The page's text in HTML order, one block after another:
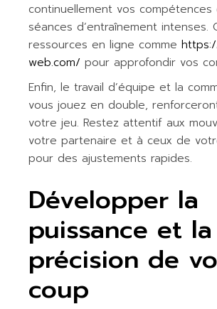
continuellement vos
séances d’entraînement intenses.
ressources en ligne comme
web.com/ pour approfondir vos
Enfin, le travail d’équipe et la
vous jouez en double,
votre jeu. Restez attentif aux
votre partenaire et à ceux de
pour des ajustements rapides.
Développer la
puissance et la
précision de
coup